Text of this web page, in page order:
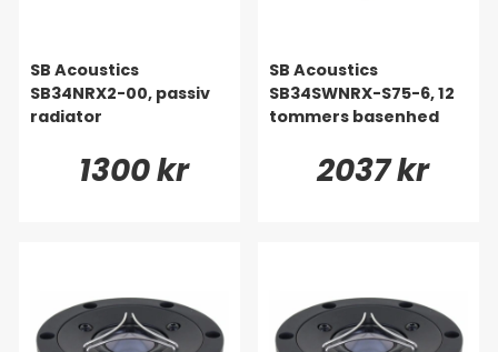
SB Acoustics
SB34NRX2-00, passiv
radiator
1300 kr
SB Acoustics
SB34SWNRX-S75-6, 12
tommers basenhed
2037 kr